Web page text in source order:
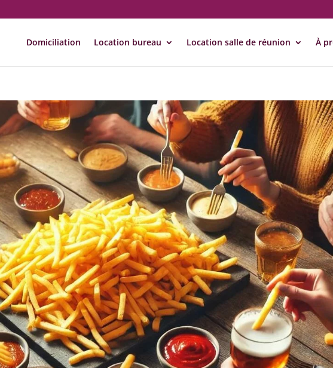
Domiciliation Location bureau Location salle de réunion À